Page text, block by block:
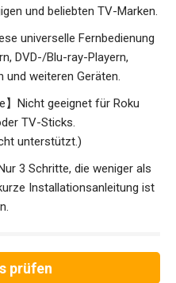
und beliebten TV-Marken.
universelle Fernbedienung
DVD-/Blu-ray-Playern,
und weiteren Geräten.
】Nicht geeignet für Roku
TV-Sticks.
unterstützt.)
3 Schritte, die weniger als
Installationsanleitung ist
prüfen